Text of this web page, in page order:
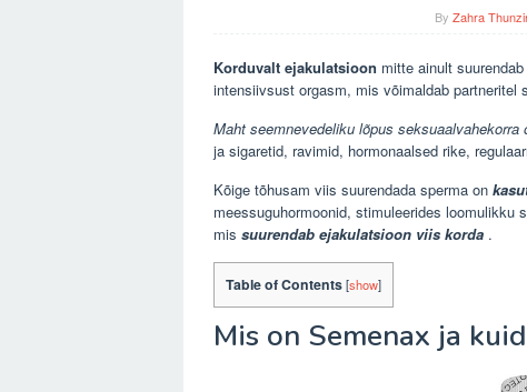
By Zahra
Korduvalt ejakulatsioon mitte ainult
intensiivsust orgasm, mis võimaldab partneritel
Maht seemnevedeliku lõpus seksuaalvahekorra
ja sigaretid, ravimid, hormonaalsed rike,
Kõige tõhusam viis suurendada sperma on
meessuguhormoonid, stimuleerides loomulikku
mis suurendab ejakulatsioon viis korda .
Table of Contents[show]
Mis on Semenax ja